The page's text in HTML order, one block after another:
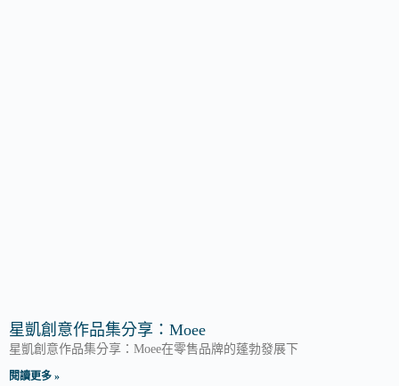
星凱創意作品集分享：Moee
星凱創意作品集分享：Moee在零售品牌的蓬勃發展下
閱讀更多 »